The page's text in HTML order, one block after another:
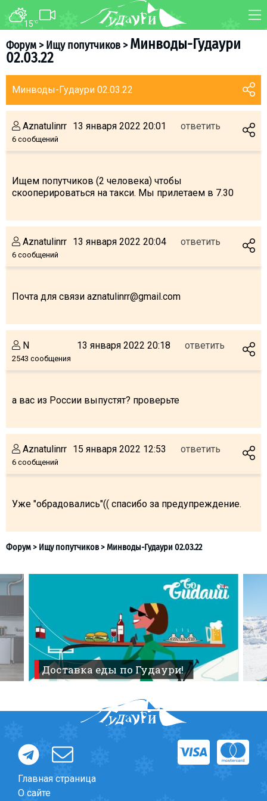
15°C
Форум>Ищу попутчиков>Минводы-Гудаури
02.03.22
Минводы-Гудаури 02.03.22
Aznatulinrr
6 сообщений
13 января 2022 20:01 ответить
Ищем попутчиков (2 человека) чтобы
скооперироваться на такси. Мы прилетаем в 7.30
Aznatulinrr
6 сообщений
13 января 2022 20:04 ответить
Почта для связи aznatulinrr@gmail.com
N
2543 сообщения
13 января 2022 20:18 ответить
а вас из России выпустят? проверьте
Aznatulinrr
6 сообщений
15 января 2022 12:53 ответить
Уже "обрадовались"(( спасибо за предупреждение.
Форум Ищу попутчиков> Минводы-Гудаури 02.03.22
Доставка еды по Гудаури!
Главная страница
О сайте
ФОРУМ КАРТА
О курорте
Схема трасс
Инструкторы
Прокат
Дети в Гудаури
Развлечения
Телеграм-канал
ПРОЖИВАНИЕ
Квартиры
% Горячие предложения
Другое
О Грузии
Что пить?
Отчеты
Безопасность